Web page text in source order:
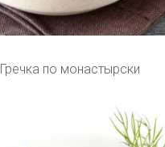
Гречка по монастырски